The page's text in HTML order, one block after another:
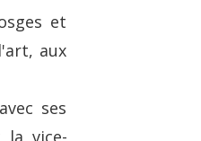
et
aux
ses
vice-